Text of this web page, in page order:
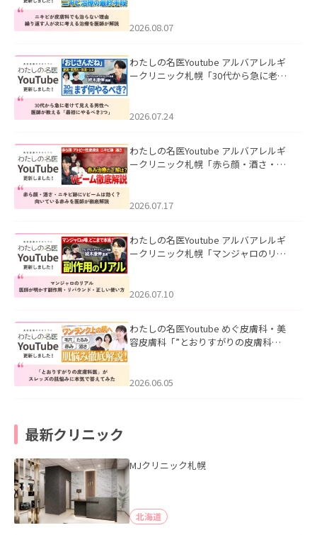
ました。
2026.08.07
わたしの名医Youtube アルバアレルギ
ークリニック札幌「30代から急に老け
た。
2026.07.24
わたしの名医Youtube アルバアレルギ
ークリニック札幌「赤ら顔・酒さ・ニ
した。
2026.07.17
わたしの名医Youtube アルバアレルギ
ークリニック札幌「マンジャロのリア
た。
2026.07.10
わたしの名医Youtube めぐ皮膚科・美
容皮膚科「”とおりすがりの皮膚科
2026.06.05
最新クリニック
MJクリニック札幌
北海道